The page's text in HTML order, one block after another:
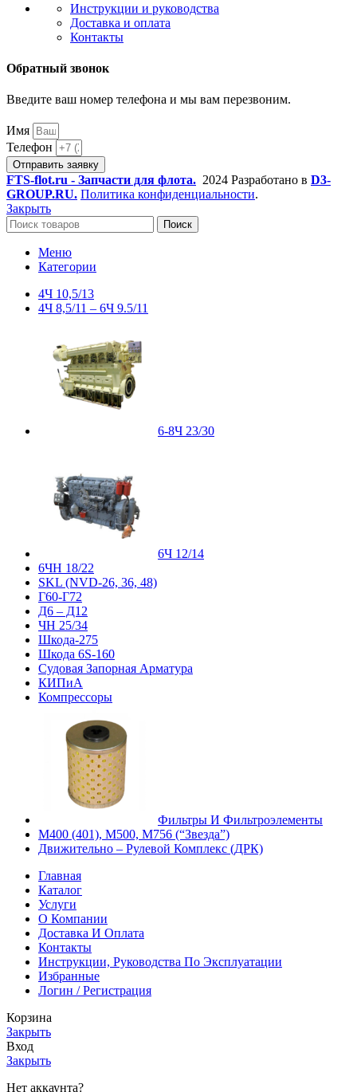
Инструкции и руководства
Доставка и оплата
Контакты
Обратный звонок
Введите ваш номер телефона и мы вам перезвоним.
Имя
Телефон
Отправить заявку
FTS-flot.ru - Запчасти для флота. 2024 Разработано в D3-
GROUP.RU. Политика конфиденциальности.
Закрыть
Поиск
Меню
Категории
4Ч 10,5/13
4Ч 8,5/11 – 6Ч 9.5/11
6-8Ч 23/30
6Ч 12/14
6ЧН 18/22
SKL (NVD-26, 36, 48)
Г60-Г72
Д6 – Д12
ЧН 25/34
Шкода-275
Шкода 6S-160
Судовая Запорная Арматура
КИПиА
Компрессоры
Фильтры И Фильтроэлементы
М400 (401), М500, М756 (“Звезда”)
Движительно – Рулевой Комплекс (ДРК)
Главная
Каталог
Услуги
О Компании
Доставка И Оплата
Контакты
Инструкции, Руководства По Эксплуатации
Избранные
Логин / Регистрация
Корзина
Закрыть
Вход
Закрыть
Нет аккаунта?